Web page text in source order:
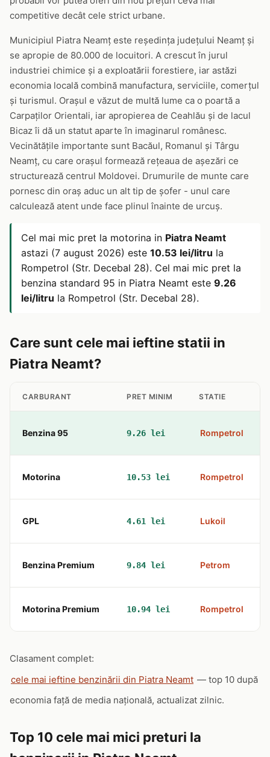
competitive decât cele strict urbane.
Municipiul Piatra Neamț este reședința județului Neamț și
se apropie de 80.000 de locuitori. A crescut în jurul
industriei chimice și a exploatării forestiere, iar astăzi
economia locală combină manufactura, serviciile, comerțul
și turismul. Orașul e văzut de multă lume ca o poartă a
Carpaților Orientali, iar apropierea de Ceahlău și de lacul
Bicaz îi dă un statut aparte în imaginarul românesc.
Vecinătățile importante sunt Bacăul, Romanul și Târgu
Neamț, cu care orașul formează rețeaua de așezări ce
structurează centrul Moldovei. Drumurile de munte care
pornesc din oraș aduc un alt tip de șofer - unul care
calculează atent unde face plinul înainte de urcuș.
Cel mai mic pret la motorina in Piatra Neamt
astazi (7 august 2026) este 10.53 lei/litru la
Rompetrol (Str. Decebal 28). Cel mai mic pret la
benzina standard 95 in Piatra Neamt este 9.26
lei/litru la Rompetrol (Str. Decebal 28).
Care sunt cele mai ieftine statii in
Piatra Neamt?
CARBURANT PRET MINIM STATIE
Benzina 95 9.26 lei Rompetrol
Motorina 10.53 lei Rompetrol
GPL 4.61 lei Lukoil
Benzina Premium 9.84 lei Petrom
Motorina Premium 10.94 lei Rompetrol
Clasament complet:
cele mai ieftine benzinării din Piatra Neamt — top 10 după
economia față de media națională, actualizat zilnic.
Top 10 cele mai mici preturi la